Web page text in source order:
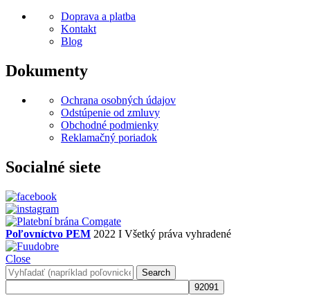
Doprava a platba
Kontakt
Blog
Dokumenty
Ochrana osobných údajov
Odstúpenie od zmluvy
Obchodné podmienky
Reklamačný poriadok
Socialné siete
Poľovníctvo PEM 2022 I Všetký práva vyhradené
Close
Search